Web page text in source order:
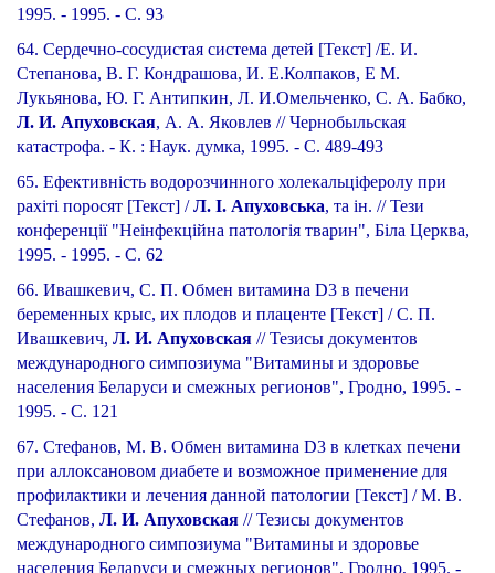
1995. - 1995. - С. 93
64. Сердечно-сосудистая система детей [Текст] /Е. И.
Степанова, В. Г. Кондрашова, И. Е.Колпаков, Е М.
Лукьянова, Ю. Г. Антипкин, Л. И.Омельченко, С. А. Бабко,
Л. И. Апуховская, А. А. Яковлев // Чернобыльская
катастрофа. - К. : Наук. думка, 1995. - С. 489-493
65. Ефективність водорозчинного холекальціферолу при
рахіті поросят [Текст] /Л. І. Апуховська, та ін. // Тези
конференції "Неінфекційна патологія тварин", Біла Церква,
1995. - 1995. - С. 62
66. Ивашкевич, С. П. Обмен витамина D3 в печени
беременных крыс, их плодов и плаценте [Текст] / С. П.
Ивашкевич, Л. И. Апуховская // Тезисы документов
международного симпозиума "Витамины и здоровье
населения Беларуси и смежных регионов", Гродно, 1995. -
1995. - С. 121
67. Стефанов, М. В. Обмен витамина D3 в клетках печени
при аллоксановом диабете и возможное применение для
профилактики и лечения данной патологии [Текст] / М. В.
Стефанов, Л. И. Апуховская // Тезисы документов
международного симпозиума "Витамины и здоровье
населения Беларуси и смежных регионов", Гродно, 1995. -